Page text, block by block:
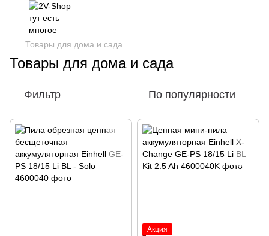
Товары для дома и сада
Товары для дома и сада
Фильтр По популярности
Акция